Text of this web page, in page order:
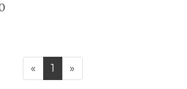
« 1 »